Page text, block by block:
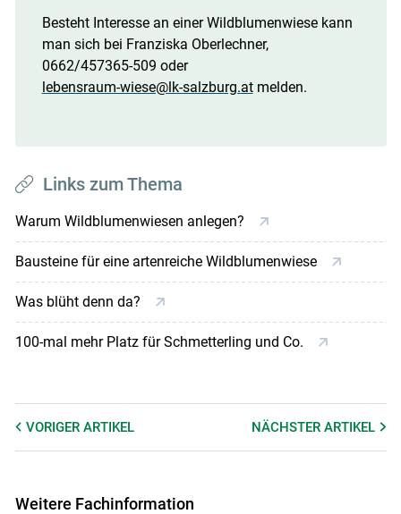
Besteht Interesse an einer Wildblumenwiese kann
man sich bei Franziska Oberlechner,
0662/457365-509 oder
lebensraum-wiese@lk-salzburg.atmelden.
Links zum Thema
Warum Wildblumenwiesen anlegen?
Bausteine für eine artenreiche Wildblumenwiese
Was blüht denn da?
100-mal mehr Platz für Schmetterling und Co.
VORIGER ARTIKEL NÄCHSTERARTIKEL
Weitere Fachinformation